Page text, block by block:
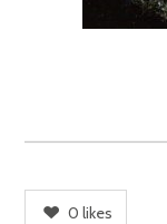
0 likes